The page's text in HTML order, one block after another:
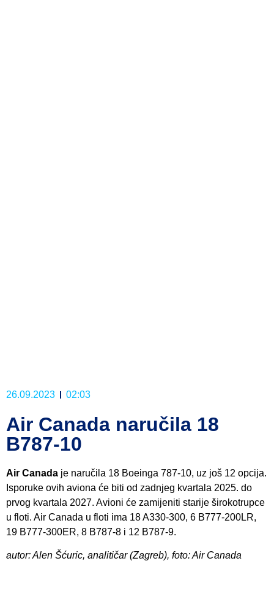
26.09.2023 02:03
Air Canada naručila 18
B787-10
Air Canada je naručila 18 Boeinga 787-10, uz još 12 opcija.
Isporuke ovih aviona će biti od zadnjeg kvartala 2025. do
prvog kvartala 2027. Avioni će zamijeniti starije širokotrupce
u floti. Air Canada u floti ima 18 A330-300, 6 B777-200LR,
19 B777-300ER, 8 B787-8 i 12 B787-9.
autor: Alen Šćuric, analitičar (Zagreb), foto: Air Canada